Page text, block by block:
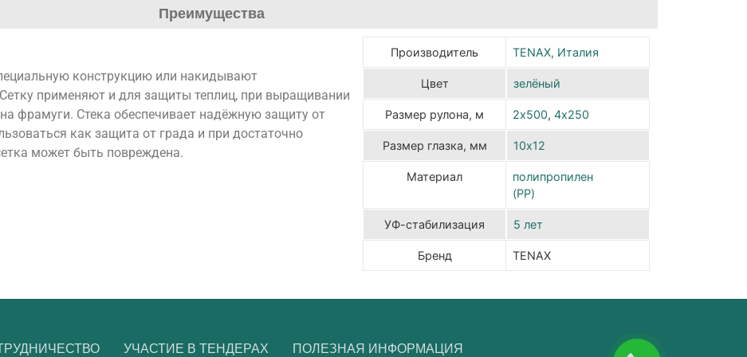
Преимущества
Производитель TENAX, Италия
Цвет зелёный
Размер рулона, м 2х500, 4х250
Размер глазка, мм 10х12
Материал
полипропилен
(PP)
УФ-стабилизация 5 лет
Бренд TENAX
конструкцию или накидывают
применяют и для защиты теплиц, при выращивании
фрамуги. Стека обеспечивает надёжную защиту от
как защита от града и при достаточно
может быть повреждена.
УЧАСТИЕ В ТЕНДЕРАХ ПОЛЕЗНАЯ ИНФОРМАЦИЯ